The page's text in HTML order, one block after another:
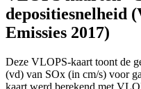
depositiesnelheid
Emissies 2017)
Deze VLOPS-kaart toont de
(vd) van SOx (in cm/s) voor
kaart werd berekend met